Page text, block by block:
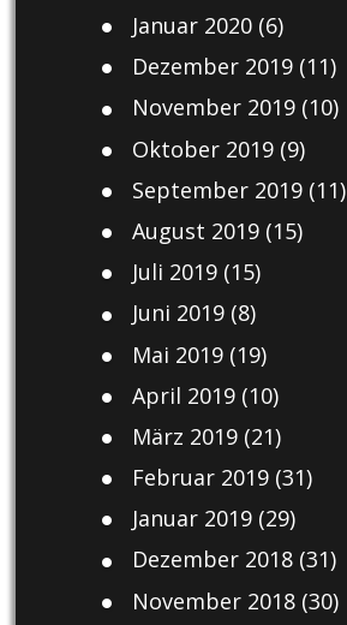
Januar 2020(6)
Dezember 2019(11)
November 2019(10)
Oktober 2019(9)
September 2019(11)
August 2019(15)
Juli 2019(15)
Juni 2019(8)
Mai 2019(19)
April 2019(10)
März 2019(21)
Februar 2019(31)
Januar 2019(29)
Dezember 2018(31)
November 2018(30)